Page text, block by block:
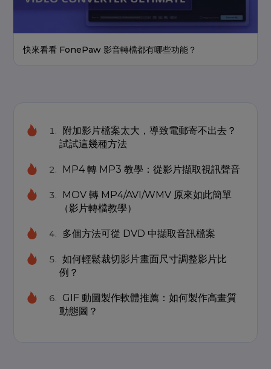
快來看看 FonePaw 影音轉檔都有哪些功能？
附加影片檔案太大，導致電郵寄不出去？
試試這幾種方法
MP4 轉 MP3 教學：從影片擷取視訊聲音
MOV 轉 MP4/AVI/WMV 原來如此簡單
（影片轉檔教學）
多個方法可從 DVD 中擷取音訊檔案
如何輕鬆裁切影片畫面尺寸調整影片比
例？
GIF 動圖製作軟體推薦：如何製作高畫質
動態圖？